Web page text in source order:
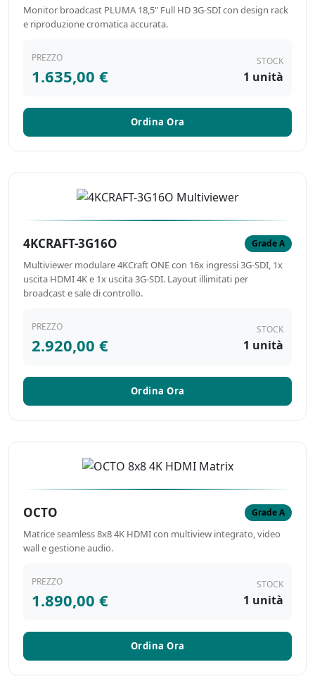
Monitor broadcast PLUMA 18,5" Full HD 3G-SDI con design rack
e riproduzione cromatica accurata.
PREZZO
1.635,00 €
STOCK
1 unità
Ordina Ora
4KCRAFT-3G16O Grade A
Multiviewer modulare 4KCraft ONE con 16x ingressi 3G-SDI, 1x
uscita HDMI 4K e 1x uscita 3G-SDI. Layout illimitati per
broadcast e sale di controllo.
PREZZO
2.920,00 €
STOCK
1 unità
Ordina Ora
OCTO Grade A
Matrice seamless 8x8 4K HDMI con multiview integrato, video
wall e gestione audio.
PREZZO
1.890,00 €
STOCK
1 unità
Ordina Ora